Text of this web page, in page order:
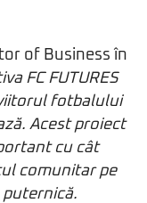
of Business în
FC FUTURES
fotbalului
Acest proiect
cu cât
comunitar pe